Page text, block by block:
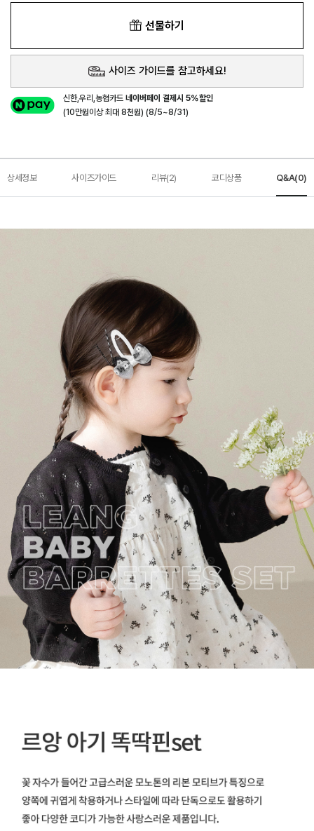
선물하기
사이즈 가이드를 참고하세요!
신한,우리,농협카드네이버페이 결제시 5%할인
(10만원이상 최대 8천원) (8/5~8/31)
상세정보 사이즈가이드 리뷰(2) 코디상품 Q&A(0)